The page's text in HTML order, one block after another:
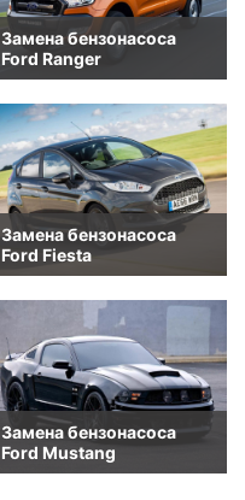
Замена бензонасоса
Ford Ranger
Замена бензонасоса
Ford Fiesta
Замена бензонасоса
Ford Mustang